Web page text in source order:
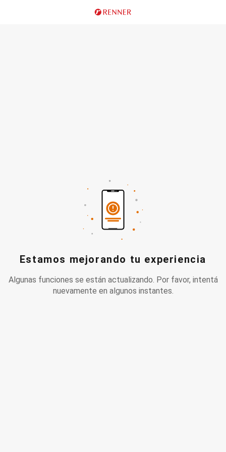
Estamos mejorando tu experiencia
Algunas funciones se están actualizando. Por favor, intentá
nuevamente en algunos instantes.